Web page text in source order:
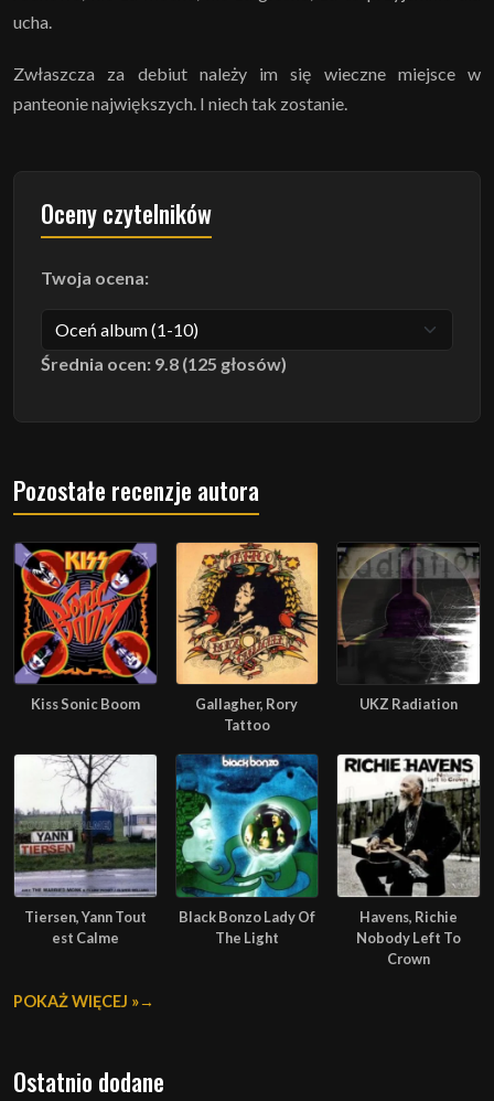
ucha.
Zwłaszcza za debiut należy im się wieczne miejsce w
panteonie największych. I niech tak zostanie.
Oceny czytelników
Twoja ocena:
Średnia ocen: 9.8 (125 głosów)
Pozostałe recenzje autora
Kiss Sonic Boom
Gallagher, Rory
Tattoo
UKZ Radiation
Tiersen, Yann Tout
est Calme
Black Bonzo Lady Of
The Light
Havens, Richie
Nobody Left To
Crown
POKAŻ WIĘCEJ »
Ostatnio dodane